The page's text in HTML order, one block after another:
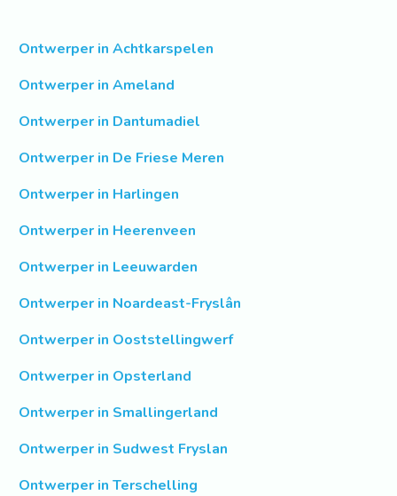
Ontwerper in Achtkarspelen
Ontwerper in Ameland
Ontwerper in Dantumadiel
Ontwerper in De Friese Meren
Ontwerper in Harlingen
Ontwerper in Heerenveen
Ontwerper in Leeuwarden
Ontwerper in Noardeast-Fryslân
Ontwerper in Ooststellingwerf
Ontwerper in Opsterland
Ontwerper in Smallingerland
Ontwerper in Sudwest Fryslan
Ontwerper in Terschelling